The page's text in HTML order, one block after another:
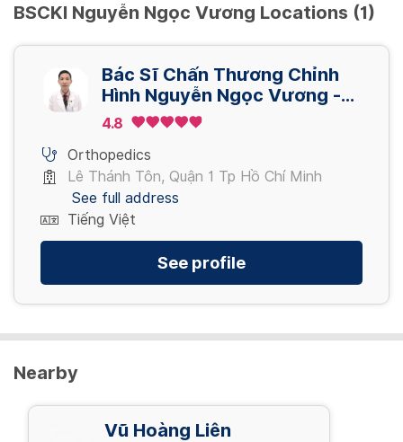
BSCKI Nguyễn Ngọc Vương Locations (1)
Bác Sĩ Chấn Thương Chỉnh
Hình Nguyễn Ngọc Vương -
Khám Online
4.8
Orthopedics
Lê Thánh Tôn, Quận 1 Tp Hồ Chí Minh
See full address
Tiếng Việt
See profile
Nearby
Vũ Hoàng Liên